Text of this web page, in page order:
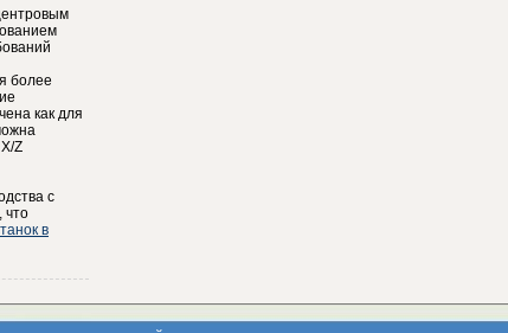
более
как для
Z
c
что
в